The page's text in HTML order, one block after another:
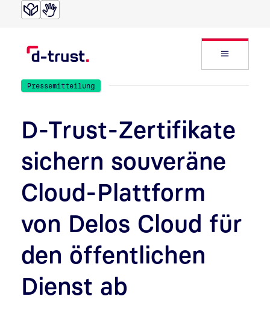
Direkt zur Suche
Direkt zum Inhalt
Pressemitteilung
D-Trust-Zertifikate
sichern souveräne
Cloud-Plattform
von Delos Cloud für
den öffentlichen
Dienst ab